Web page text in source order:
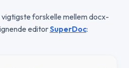
vigtigste forskelle mellem docx-
editorSuperDoc: